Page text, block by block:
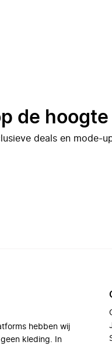
de hoogte
deals en mode-
hebben wij
kleding. In